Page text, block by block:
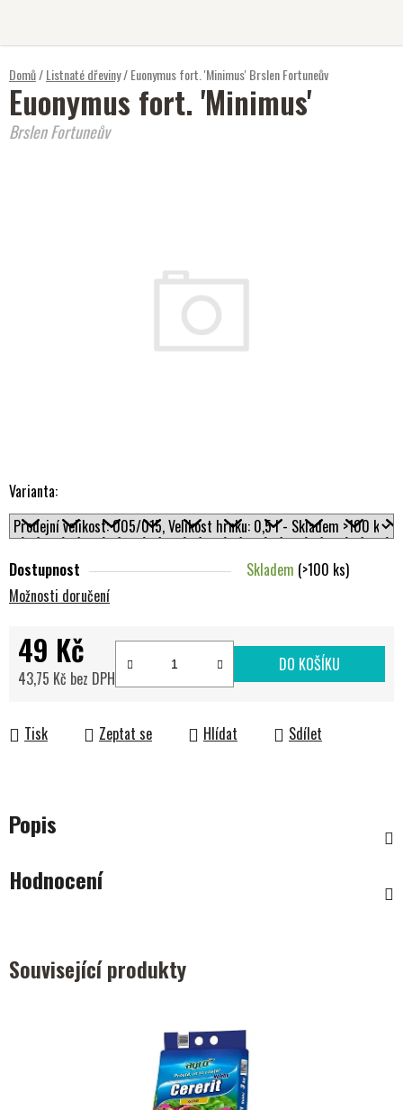
Domů/Listnaté dřeviny/Euonymus fort. 'Minimus'Brslen Fortuneův
Varianta:
Dostupnost Skladem (>100 ks)
Možnosti doručení
49 Kč
43,75 Kč bez DPH
DO KOŠÍKU
Tisk Zeptat se Hlídat Sdílet
Euonymus fort. 'Minimus'
Brslen Fortuneův
Popis
Hodnocení
Související produkty